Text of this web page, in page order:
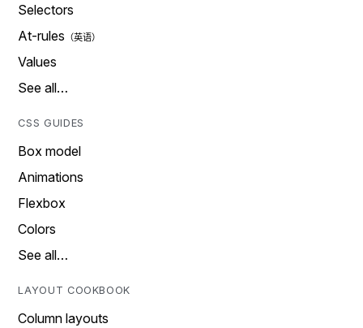
Selectors
At-rules
Values
See all…
CSS GUIDES
Box model
Animations
Flexbox
Colors
See all…
LAYOUT COOKBOOK
Column layouts